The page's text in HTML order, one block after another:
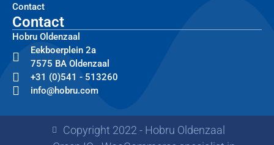
Contact
Contact
Hobru Oldenzaal
Eekboerplein 2a
7575 BA Oldenzaal
+31 (0)541 - 513260
info@hobru.com
Copyright 2022 - Hobru Oldenzaal